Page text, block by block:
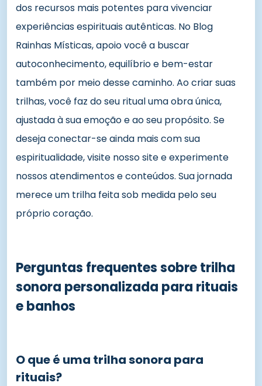
dos recursos mais potentes para vivenciar
experiências espirituais autênticas. No Blog
Rainhas Místicas, apoio você a buscar
autoconhecimento, equilíbrio e bem-estar
também por meio desse caminho. Ao criar suas
trilhas, você faz do seu ritual uma obra única,
ajustada à sua emoção e ao seu propósito. Se
deseja conectar-se ainda mais com sua
espiritualidade, visite nosso site e experimente
nossos atendimentos e conteúdos. Sua jornada
merece um trilha feita sob medida pelo seu
próprio coração.
Perguntas frequentes sobre trilha
sonora personalizada para rituais
e banhos
O que é uma trilha sonora para
rituais?